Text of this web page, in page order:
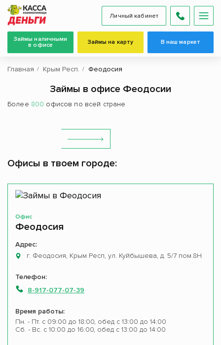
Личный кабинет
Займы наличными
в офисе
Займы на карту В наш маркет
Главная Крым Респ. Феодосия
Займы в офисе Феодосии
Более 800 офисов по всей стране
Офисы в твоем городе:
Офис
Феодосия
Адрес:
г. Феодосия, Крым Респ, ул. Куйбышева, д. 5/7 пом.8Н
Телефон:
8-917-077-07-39
Время работы:
Пн. - Пт. с 09:00 до 18:00, обед с 13:00 до 14:00
Сб. - Вс. с 10:00 до 16:00, обед с 13:00 до 14:00